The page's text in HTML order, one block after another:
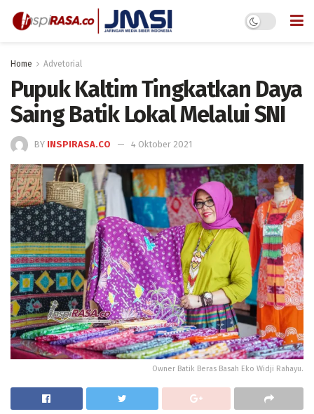
Home Advetorial
Pupuk Kaltim Tingkatkan Daya
Saing Batik Lokal Melalui SNI
BY INSPIRASA.CO 4 Oktober 2021
Owner Batik Beras Basah Eko Widji Rahayu.